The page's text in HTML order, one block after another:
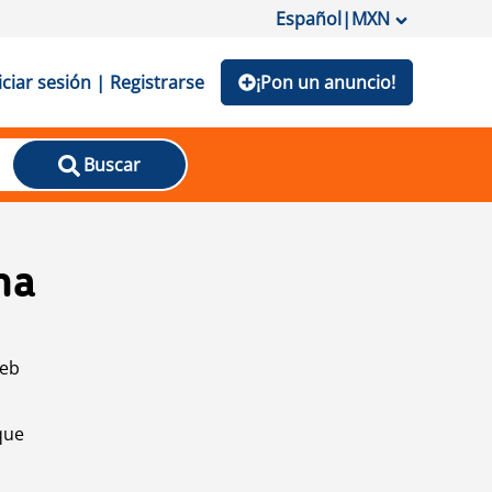
Español|MXN
sesión | Registrarse ¡Pon un anuncio!
Buscar